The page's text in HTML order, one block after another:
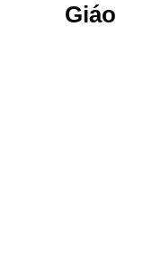
Giáo